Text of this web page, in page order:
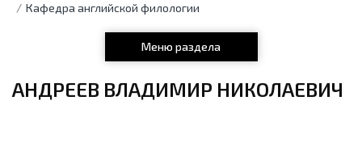
Кафедра английской филологии
Меню раздела
АНДРЕЕВ ВЛАДИМИР НИКОЛАЕВИЧ